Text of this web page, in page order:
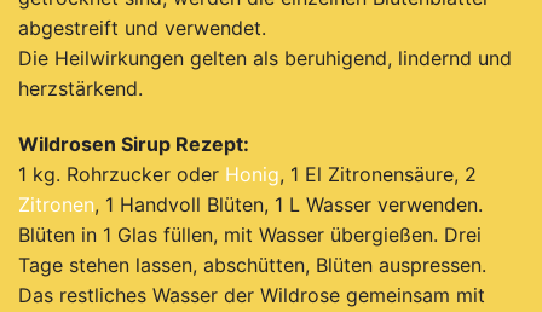
abgestreift und verwendet.
Die Heilwirkungen gelten als beruhigend, lindernd und
herzstärkend.
Wildrosen Sirup Rezept:
1 kg. Rohrzucker oder Honig, 1 El Zitronensäure, 2
Zitronen, 1 Handvoll Blüten, 1 L Wasser verwenden.
Blüten in 1 Glas füllen, mit Wasser übergießen. Drei
Tage stehen lassen, abschütten, Blüten auspressen.
Das restliches Wasser der Wildrose gemeinsam mit